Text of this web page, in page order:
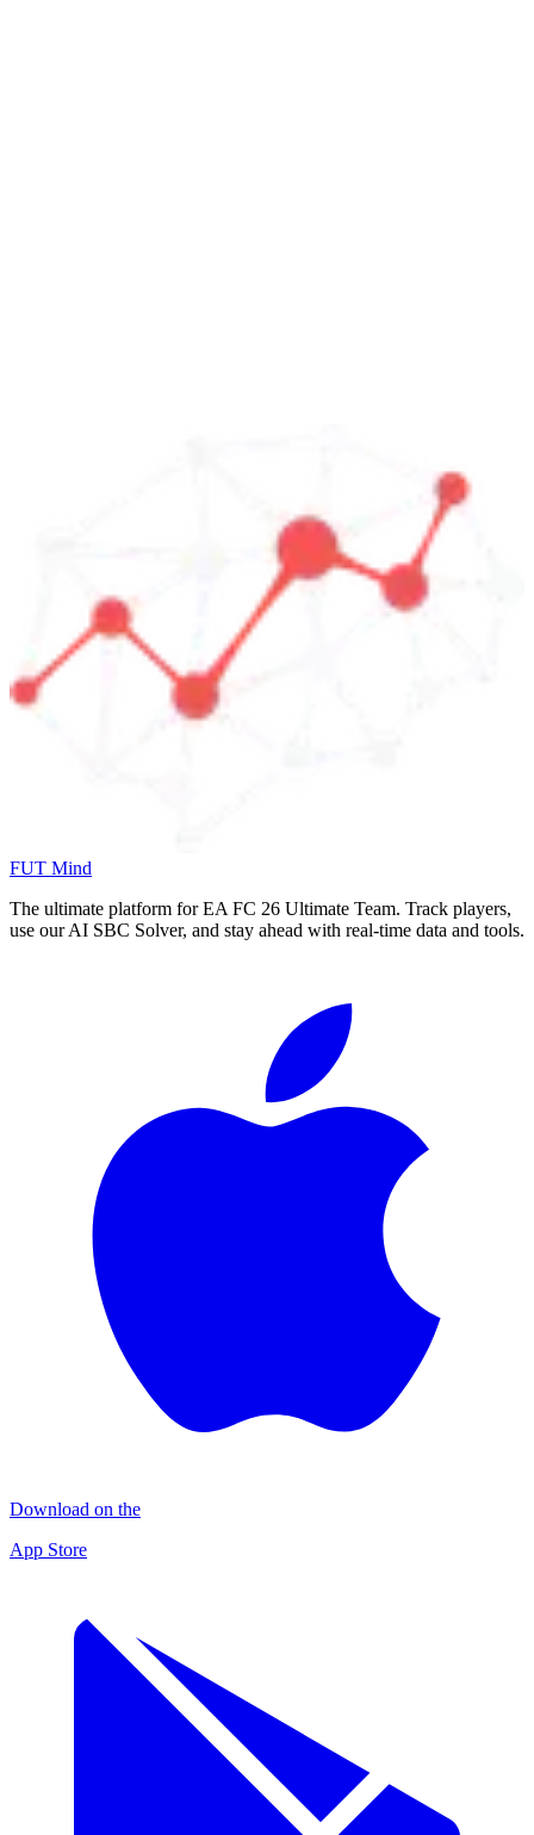
FUT Mind
The ultimate platform for EA FC 26 Ultimate Team. Track players,
use our AI SBC Solver, and stay ahead with real-time data and tools.
Download on the
App Store